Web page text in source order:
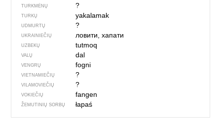
TURKMĖNŲ ?
TURKŲ yakalamak
UDMURTŲ ?
UKRAINIEČIŲ ловити, хапати
UZBEKŲ tutmoq
VALŲ dal
VENGRŲ fogni
VIETNAMIEČIŲ ?
VILAMOVIEČIŲ ?
VOKIEČIŲ fangen
ŽEMUTINIŲ SORBŲ łapaś